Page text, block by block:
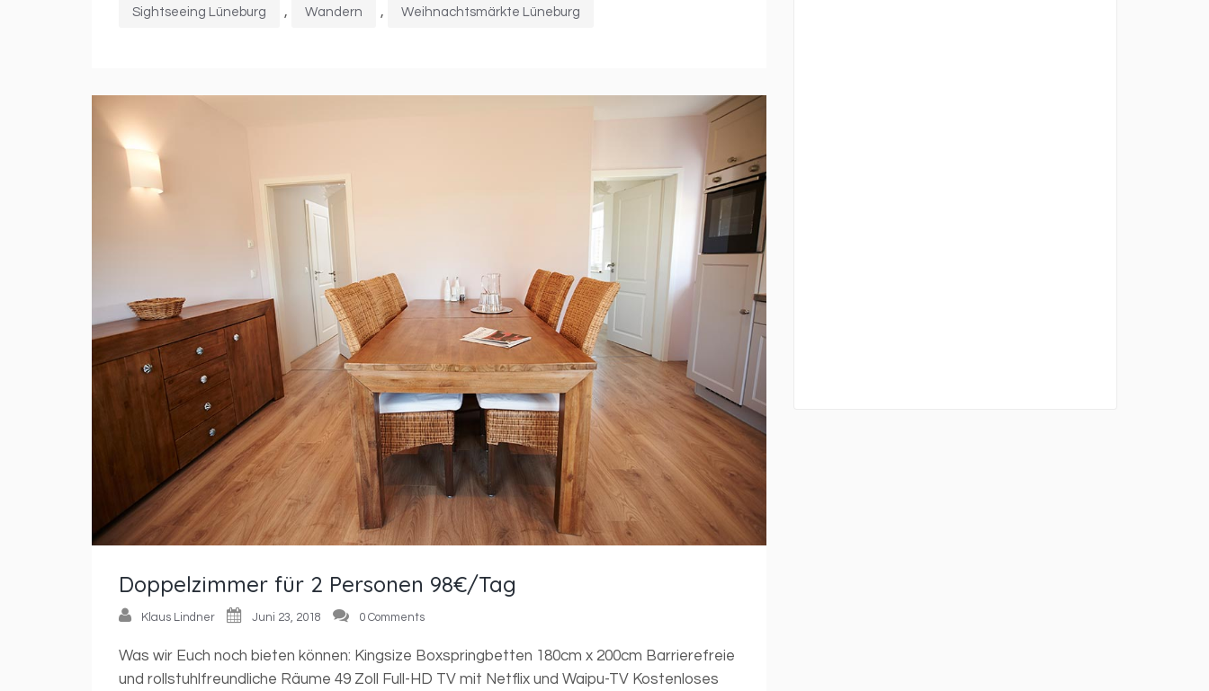
Sightseeing Lüneburg , Wandern , Weihnachtsmärkte Lüneburg
Doppelzimmer für 2 Personen 98€/Tag
Klaus Lindner Juni 23, 2018 0 Comments
Was wir Euch noch bieten können: Kingsize Boxspringbetten 180cm x 200cm Barrierefreie
und rollstuhlfreundliche Räume 49 Zoll Full-HD TV mit Netflix und Waipu-TV Kostenloses